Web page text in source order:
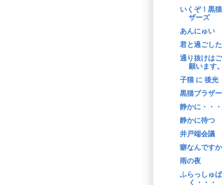
いくぞ！黒
ザーズ
あんにゅい
君と過ごし
通り抜けは
願います
子猫 に 後光
黒猫ブラザ
静かに・・・
静かに待つ
井戸端会議
癖なんです
雨の夜
ふらっしゅ
く・・・